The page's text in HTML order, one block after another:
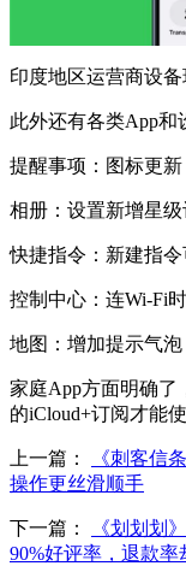
印度地区运营商设备
此外还有各类App和
提醒事项：图标更
相册：设置新增星
快捷指令：新建指
控制中心：连Wi-Fi
地图：增加提示气
家庭App方面明确了
的iCloud+订阅才能使
上一篇：
《刺客信
操作更丝滑顺手
下一篇：
《划划划
90%好评率，退款率